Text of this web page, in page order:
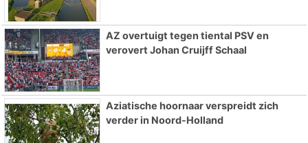
AZ overtuigt tegen tiental PSV en
verovert Johan Cruijff Schaal
Aziatische hoornaar verspreidt zich
verder in Noord-Holland